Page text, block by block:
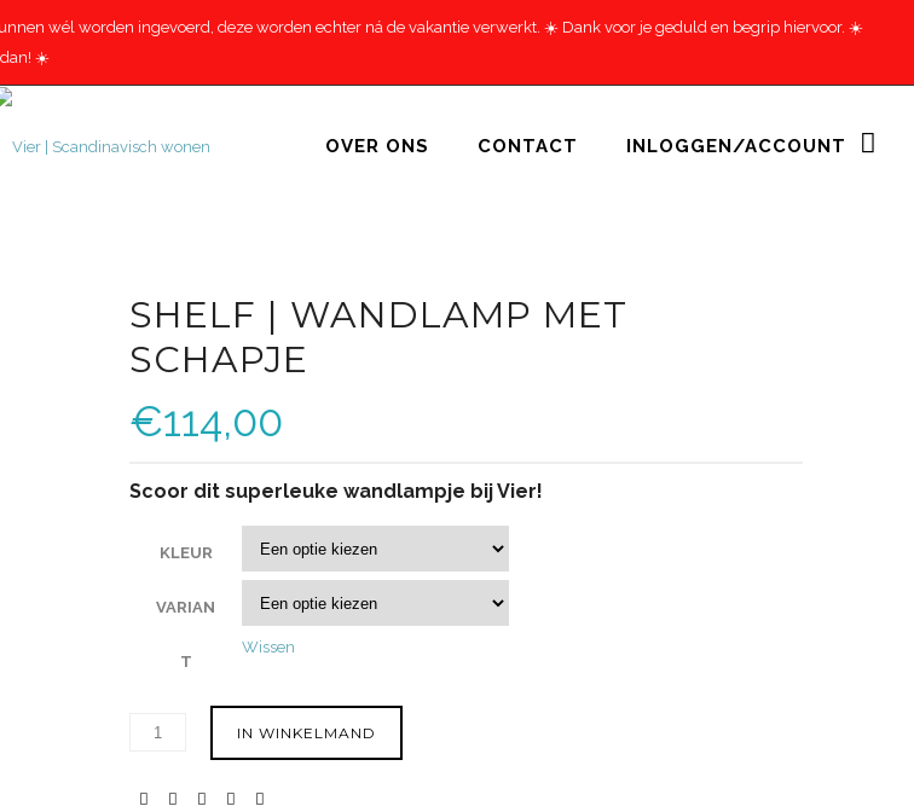
wél worden ingevoerd, deze worden echter ná de vakantie verwerkt. ☀️ Dank voor je geduld en begrip hiervoor. ☀️
dan! ☀️
OVER ONS CONTACT INLOGGEN/ACCOUNT
SHELF | WANDLAMP MET
SCHAPJE
€114,00
Scoor dit superleuke wandlampje bij Vier!
KLEUR
VARIAN
T
Wissen
IN WINKELMAND